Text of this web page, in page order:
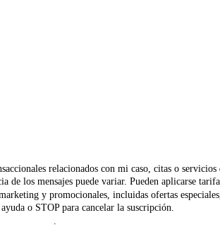
relacionados con mi caso, citas o
los mensajes puede variar. Pueden aplicarse
y promocionales, incluidas ofertas
o STOP para cancelar la suscripción.
.